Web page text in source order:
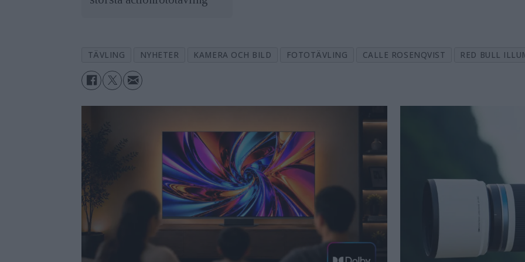
TÄVLING NYHETER KAMERA OCH BILD FOTOTÄVLING CALLE ROSENQVIST RED BULL